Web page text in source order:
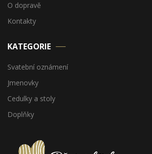
O dopravě
Kontakty
KATEGORIE
Svatební oznámení
Jmenovky
Cedulky a stoly
Doplňky